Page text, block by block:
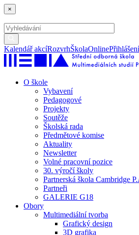
×
Kalendář akcíRozvrhŠkolaOnlinePřihlášení
O škole
Vybavení
Pedagogové
Projekty
Soutěže
Školská rada
Předmětové komise
Aktuality
Newsletter
Volné pracovní pozice
30. výročí školy
Partnerská škola Cambridge
Partneři
GALERIE G18
Obory
Multimediální tvorba
Grafický design
3D grafika